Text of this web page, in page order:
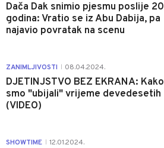
Dača Dak snimio pjesmu poslije 20
godina: Vratio se iz Abu Dabija, pa
najavio povratak na scenu
ZANIMLJIVOSTI 08.04.2024.
DJETINJSTVO BEZ EKRANA: Kako
smo "ubijali" vrijeme devedesetih
(VIDEO)
SHOWTIME 12.01.2024.